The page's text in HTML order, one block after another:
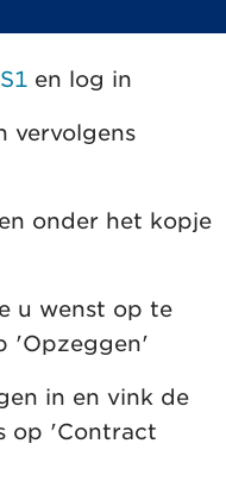
en log in
vervolgens
onder het kopje
u wenst op te
'Opzeggen'
in en vink de
op 'Contract